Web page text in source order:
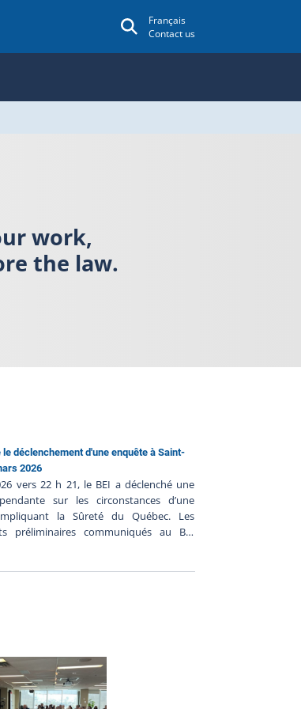
Français
Contact us
work,
the law.
le déclenchement d'une enquête à Saint-
2026
vers 22 h 21, le BEI a déclenché une
sur les circonstances d’une
la Sûreté du Québec. Les
préliminaires communiqués au BEI
serait sortie de son domicile avec
; Un policier aurait fait feu en direction
qui aurait alors été blessée par tir
aurait été transportée en centre